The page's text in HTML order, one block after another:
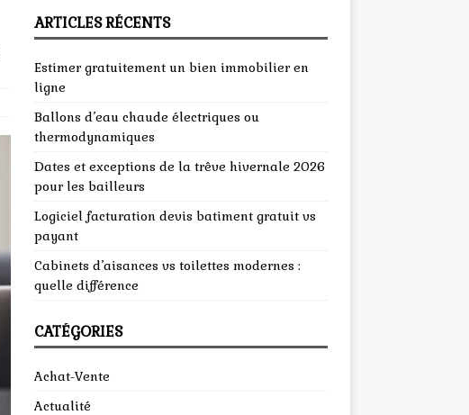
ARTICLES RÉCENTS
Estimer gratuitement un bien immobilier en
ligne
Ballons d’eau chaude électriques ou
thermodynamiques
Dates et exceptions de la trêve hivernale 2026
pour les bailleurs
Logiciel facturation devis batiment gratuit vs
payant
Cabinets d’aisances vs toilettes modernes :
quelle différence
CATÉGORIES
Achat-Vente
Actualité